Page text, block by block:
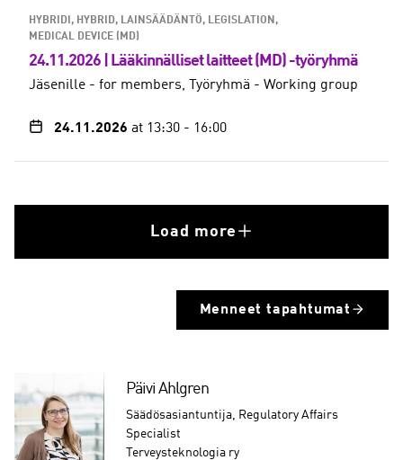
HYBRIDI, HYBRID
LAINSÄÄDÄNTÖ, LEGISLATION
MEDICAL DEVICE (MD)
24.11.2026 | Lääkinnälliset laitteet (MD) -työryhmä
Jäsenille - for members Työryhmä - Working group
24.11.2026 at 13:30 - 16:00
Load more
Menneet tapahtumat
Päivi Ahlgren
Säädösasiantuntija, Regulatory Affairs
Specialist
Terveysteknologia ry